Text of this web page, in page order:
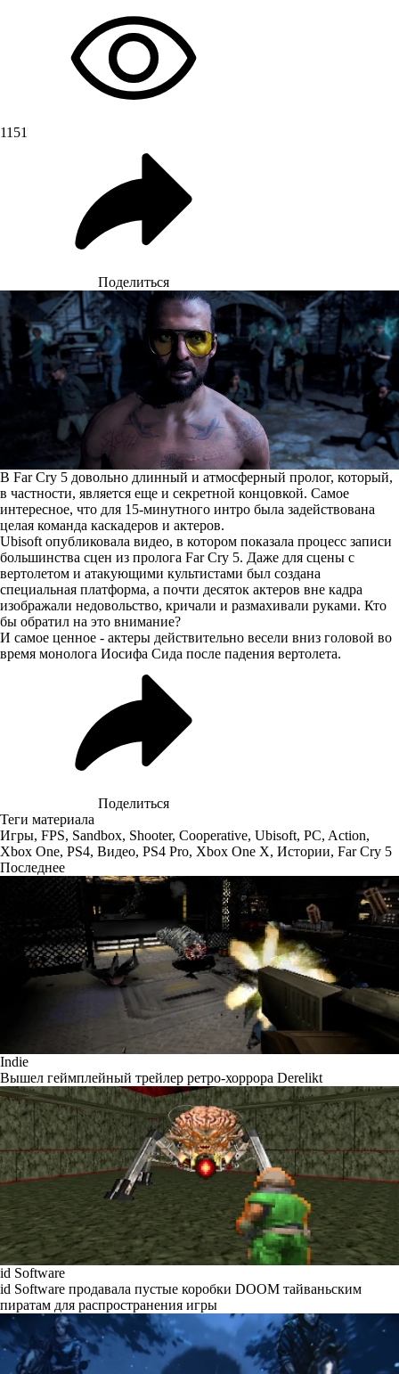
1151
Поделиться
В Far Cry 5 довольно длинный и атмосферный пролог, который,
в частности, является еще и секретной концовкой. Самое
интересное, что для 15-минутного интро была задействована
целая команда каскадеров и актеров.
Ubisoft опубликовала видео, в котором показала процесс записи
большинства сцен из пролога Far Cry 5. Даже для сцены с
вертолетом и атакующими культистами был создана
специальная платформа, а почти десяток актеров вне кадра
изображали недовольство, кричали и размахивали руками. Кто
бы обратил на это внимание?
И самое ценное - актеры действительно весели вниз головой во
время монолога Иосифа Сида после падения вертолета.
Поделиться
Теги материала
Игры, FPS, Sandbox, Shooter, Cooperative, Ubisoft, PC, Action,
Xbox One, PS4, Видео, PS4 Pro, Xbox One X, Истории, Far Cry 5
Последнее
Indie
Вышел геймплейный трейлер ретро-хоррора Derelikt
id Software
id Software продавала пустые коробки DOOM тайваньским
пиратам для распространения игры